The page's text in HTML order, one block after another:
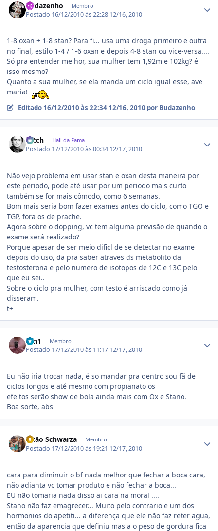
Budazenho Membro
Postado 16/12/2010 às 22:28 12/16, 2010
1-8 oxan + 1-8 stan? Para fi... usa uma droga primeiro e outra
no final, estilo 1-4 / 1-6 oxan e depois 4-8 stan ou vice-versa....
Só pra entender melhor, sua mulher tem 1,92m e 102kg? é
isso mesmo?
Quanto a sua mulher, se ela manda um ciclo igual esse, ave
maria!
Editado 16/12/2010 às 22:34 12/16, 2010 por Budazenho
Hitch Hall da Fama
Postado 17/12/2010 às 00:34 12/17, 2010
Não vejo problema em usar stan e oxan desta maneira por
este periodo, pode até usar por um periodo mais curto
também se for mais cômodo, como 6 semanas.
Bom mais seria bom fazer exames antes do ciclo, como TGO e
TGP, fora os de prache.
Agora sobre o dopping, vc tem alguma previsão de quando o
exame será realizado?
Porque apesar de ser meio dificl de se detectar no exame
depois do uso, da pra saber atraves ds metabolito da
testosterona e pelo numero de isotopos de 12C e 13C pelo
que eu sei..
Sobre o ciclo pra mulher, com testo é arriscado como já
disseram.
t+
brn1 Membro
Postado 17/12/2010 às 11:17 12/17, 2010
Eu não iria trocar nada, é so mandar pra dentro sou fã de
ciclos longos e até mesmo com propianato os
efeitos serão show de bola ainda mais com Ox e Stano.
Boa sorte, abs.
Vitão Schwarza Membro
Postado 17/12/2010 às 19:21 12/17, 2010
cara para diminuir o bf nada melhor que fechar a boca cara,
não adianta vc tomar produto e não fechar a boca...
EU não tomaria nada disso ai cara na moral ....
Stano não faz emagrecer... Muito pelo contrario e um dos
hormonios do apetiti... a diferença que ele não faz reter agua,
então da aparencia que definiu mas a o peso de gordura fica